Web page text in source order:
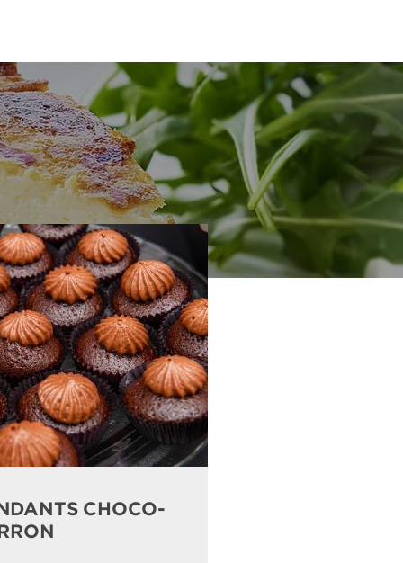
CHOCO-